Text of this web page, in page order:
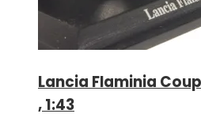
Lancia Flaminia
, 1:43